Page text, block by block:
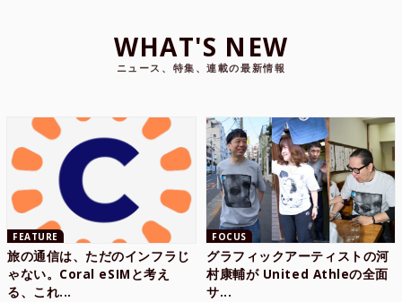
WHAT'S NEW
ニュース、特集、連載の最新情報
FEATURE
旅の通信は、ただのインフラじ
ゃない。Coral eSIMと考え
る、これ...
FOCUS
グラフィックアーティストの河
村康輔が United Athleの全面
サ...